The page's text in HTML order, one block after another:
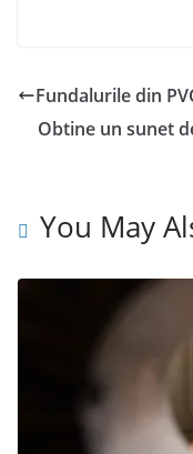
Fundalurile din
Obtine un sunet
You May